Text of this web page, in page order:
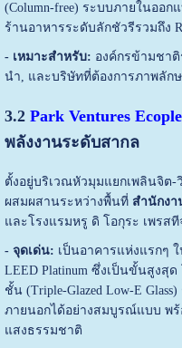
(Column-free) ระบบภายในออ
ร้านอาหารระดับลักชัวรีรวมถึง
- เหมาะสำหรับ: องค์กรข้ามชาติ
นำ, และบริษัทที่ต้องการภาพลั
3.2 Park Ventures
พลังงานระดับสากล
ตั้งอยู่บริเวณหัวมุมแยกเพลินจิต
ผสมผสานระหว่างพื้นที่ สำนักงา
และโรงแรมหรู ดิ โอกุระ เพรสที
- จุดเด่น: เป็นอาคารแห่งแรกๆ
LEED Platinum ซึ่งเป็นขั้นสูงสุ
ชั้น (Triple-Glazed Low-E
ภายนอกได้อย่างสมบูรณ์แบบ พ
แสงธรรมชาติ